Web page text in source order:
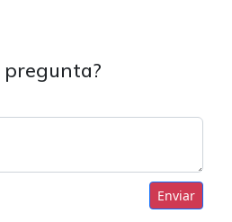
pregunta?
Enviar